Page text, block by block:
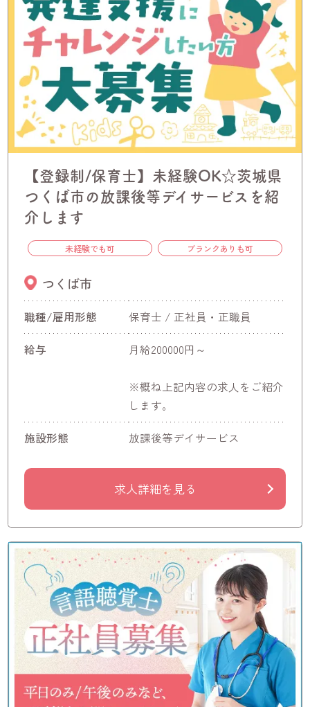
【登録制/保育士】未経験OK☆茨城県
つくば市の放課後等デイサービスを紹
介します
未経験でも可 ブランクありも可
つくば市
職種/雇用形態 保育士 / 正社員・正職員
給与 月給200000円～
※概ね上記内容の求人をご紹介
します。
施設形態 放課後等デイサービス
求人詳細を見る